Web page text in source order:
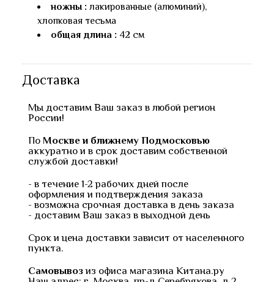
ножны : лакированные (алюминий),
хлопковая тесьма
общая длина : 42 см
Доставка
Мы доставим Ваш заказ в любой регион
России!
По Москве и ближнему Подмосковью
аккуратно и в срок доставим собственной
службой доставки!
- в течение 1-2 рабочих дней после
оформления и подтверждения заказа
- возможна срочная доставка в день заказа
- доставим Ваш заказ в выходной день
Срок и цена доставки зависит от населенного
пункта.
Самовывозиз офиса магазина Китана.ру